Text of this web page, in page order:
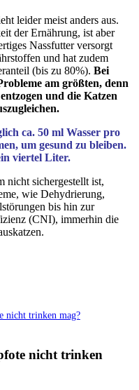
leider meist anders aus.
der Ernährung, ist aber
Nassfutter versorgt
und hat zudem
(bis zu 80%). Bei
am größten, denn
und die Katzen
ca. 50 ml Wasser pro
um gesund zu bleiben.
viertel Liter.
nicht sichergestellt ist,
wie Dehydrierung,
bis hin zur
(CNI), immerhin die
nicht trinken mag?
nicht trinken